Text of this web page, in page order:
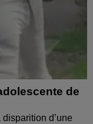
de
d’une